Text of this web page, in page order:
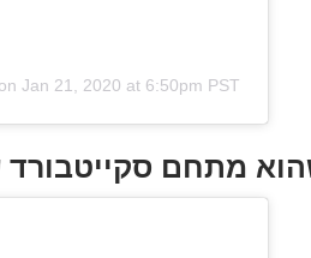
on Jan 21, 2020 at 6:50pm PST